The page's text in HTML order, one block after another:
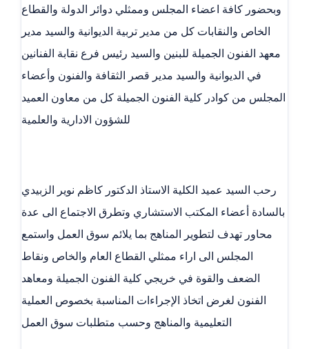
وبحضور كافة اعضاء المجلس وممثلي دوائر الدولة والقطاع
الخاص والنقابات كل من مدير تربية الديوانية والسيد مدير
معهد الفنون الجميلة للبنين والسيد رئيس فرع نقابة الفنانين
في الديوانية والسيد مدير قصر الثقافة والفنون وأعضاء
المجلس من كوادر كلية الفنون الجميلة كل من معاون العميد
للشؤون الادارية والعلمية
رحب السيد عميد الكلية الاستاذ الدكتور كاظم نوير الزبيدي
بالسادة أعضاء المكتب الاستشاري وتطرق الاجتماع الى عدة
محاور تهدف لتطوير المناهج بما يلائم سوق العمل واستمع
المجلس الى اراء ممثلي القطاع العام والخاص ونقاط
الضعف والقوة في خريجي كلية الفنون الجميلة ومعاهد
الفنون لغرض اتخاذ الإجراءات المناسبة بخصوص العملية
التعليمية والمناهج وحسب متطلبات سوق العمل